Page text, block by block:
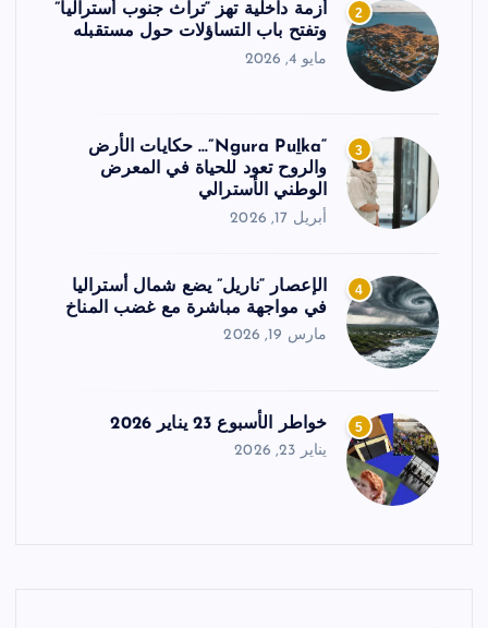
2
أزمة داخلية تهز “تراث جنوب أستراليا”
وتفتح باب التساؤلات حول مستقبله
مايو 4, 2026
3
“Ngura Puḻka”… حكايات الأرض
والروح تعود للحياة في المعرض
الوطني الأسترالي
أبريل 17, 2026
4
الإعصار “ناريل” يضع شمال أستراليا
في مواجهة مباشرة مع غضب المناخ
مارس 19, 2026
5 خواطر الأسبوع 23 يناير 2026
يناير 23, 2026